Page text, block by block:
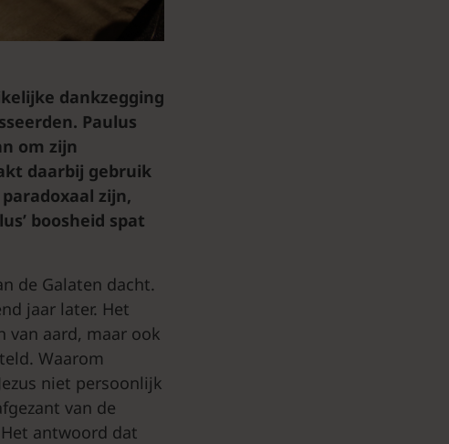
dankzegging
Paulus
om zijn
daarbij gebruik
zijn,
boosheid spat
de Galaten dacht.
jaar later. Het
van aard, maar ook
Waarom
niet persoonlijk
van de
antwoord dat